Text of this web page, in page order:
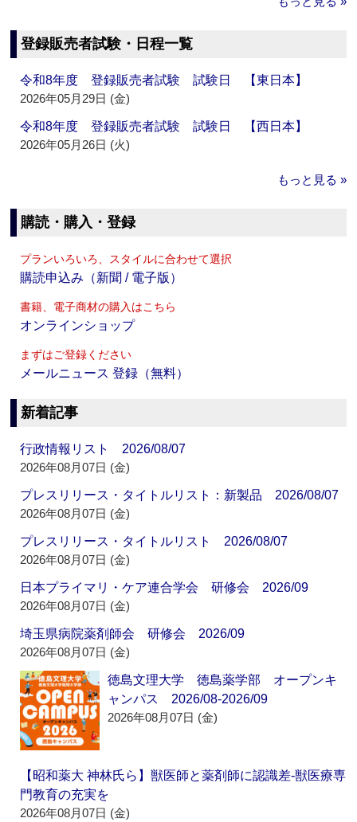
登録販売者試験・日程一覧
令和8年度 登録販売者試験 試験日 【東日本】
2026年05月29日 (金)
令和8年度 登録販売者試験 試験日 【西日本】
2026年05月26日 (火)
もっと見る »
購読・購入・登録
プランいろいろ、スタイルに合わせて選択
購読申込み（新聞 / 電子版）
書籍、電子商材の購入はこちら
オンラインショップ
まずはご登録ください
メールニュース 登録（無料）
新着記事
行政情報リスト 2026/08/07
2026年08月07日 (金)
プレスリリース・タイトルリスト：新製品 2026/08/07
2026年08月07日 (金)
プレスリリース・タイトルリスト 2026/08/07
2026年08月07日 (金)
日本プライマリ・ケア連合学会 研修会 2026/09
2026年08月07日 (金)
埼玉県病院薬剤師会 研修会 2026/09
2026年08月07日 (金)
徳島文理大学 徳島薬学部 オープンキ
ャンパス 2026/08-2026/09
2026年08月07日 (金)
【昭和薬大 神林氏ら】獣医師と薬剤師に認識差‐獣医療専
門教育の充実を
2026年08月07日 (金)